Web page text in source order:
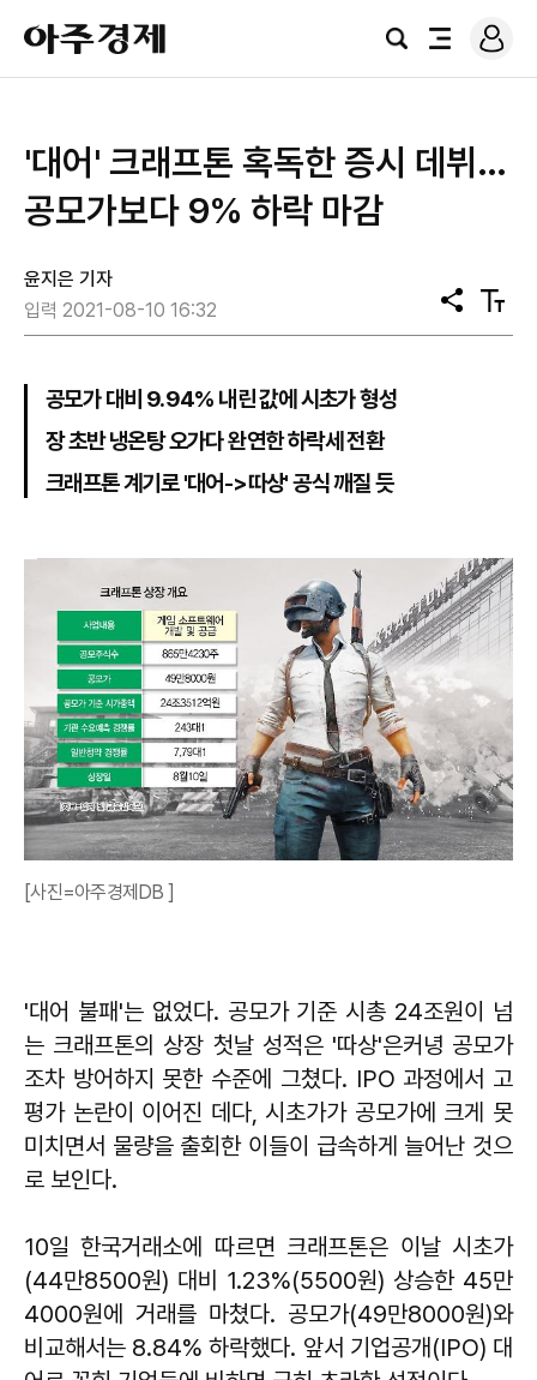
아
주
경
검
전
로
그
'대어' 크래프톤 혹독한 증시 데뷔…
공모가보다 9% 하락 마감
윤지은 기자
입력 2021-08-10 16:32
공
유
텍
스
공모가 대비 9.94% 내린 값에 시초가 형성
장 초반 냉온탕 오가다 완연한 하락세 전환
크래프톤 계기로 '대어->따상' 공식 깨질 듯
[사진=아주경제DB ]
'대어 불패'는 없었다. 공모가 기준 시총 24조원이 넘
는 크래프톤의 상장 첫날 성적은 '따상'은커녕 공모가
조차 방어하지 못한 수준에 그쳤다. IPO 과정에서 고
평가 논란이 이어진 데다, 시초가가 공모가에 크게 못
미치면서 물량을 출회한 이들이 급속하게 늘어난 것으
로 보인다.
10일 한국거래소에 따르면 크래프톤은 이날 시초가
(44만8500원) 대비 1.23%(5500원) 상승한 45만
4000원에 거래를 마쳤다. 공모가(49만8000원)와
비교해서는 8.84% 하락했다. 앞서 기업공개(IPO) 대